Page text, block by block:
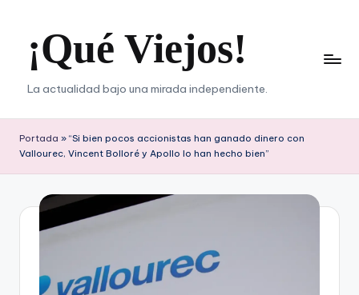
contenido¡Qué Viejos!
La actualidad bajo una mirada independiente.
Portada » “Si bien pocos accionistas han ganado dinero con
Vallourec, Vincent Bolloré y Apollo lo han hecho bien”